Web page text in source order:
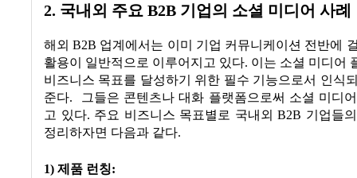
2. 국내외 주요 B2B 기업의 소셜 미디어 사례
해외 B2B 업계에서는 이미 기업 커뮤니케이션 전반에
활용이 일반적으로 이루어지고 있다. 이는 소셜 미디어
비즈니스 목표를 달성하기 위한 필수 기능으로서 인식
준다. 그들은 콘텐츠나 대화 플랫폼으로써 소셜 미디
고 있다. 주요 비즈니스 목표별로 국내외 B2B 기업들
정리하자면 다음과 같다.
1) 제품 런칭: